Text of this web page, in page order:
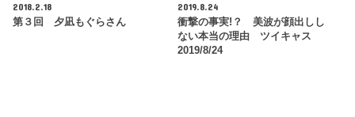
2018.2.18
第３回 夕凪もぐらさん
2019.8.24
衝撃の事実!？ 美波が顔出しし
ない本当の理由 ツイキャス
2019/8/24